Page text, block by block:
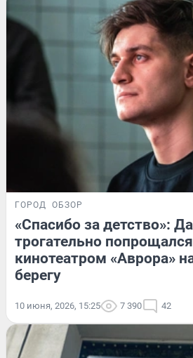
ГОРОД ОБЗОР
«Спасибо за детство»:
трогательно
кинотеатром «Аврора»
берегу
10 июня, 2026, 15:25 7 390 42